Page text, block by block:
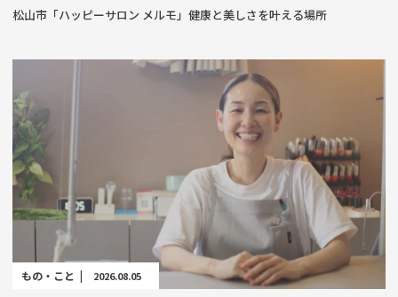
松山市「ハッピーサロン メルモ」健康と美しさを叶える場所
もの・こと | 2026.08.05